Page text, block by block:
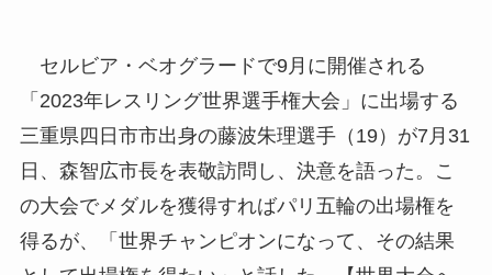
セルビア・ベオグラードで9月に開催される
「2023年レスリング世界選手権大会」に出場する
三重県四日市市出身の藤波朱理選手（19）が7月31
日、森智広市長を表敬訪問し、決意を語った。こ
の大会でメダルを獲得すればパリ五輪の出場権を
得るが、「世界チャンピオンになって、その結果